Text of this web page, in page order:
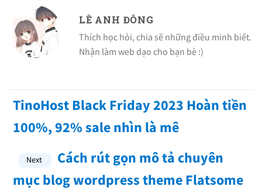
LÊ ANH ĐÔNG
Thích học hỏi, chia sẽ những điều minh biết.
Nhận làm web dạo cho bạn bè :)
TinoHost Black Friday 2023 Hoàn tiền
100%, 92% sale nhìn là mê
Cách rút gọn mô tả chuyên
mục blog wordpress theme Flatsome